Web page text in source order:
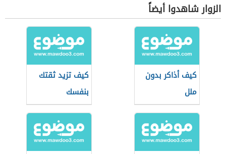
الزوار شاهدوا أيضاً
كيف أذاكر بدون
ملل
كيف تزيد ثقتك
بنفسك